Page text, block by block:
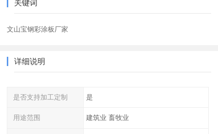
关键词
文山宝钢彩涂板厂家
详细说明
是否支持加工定制 是
用途范围 建筑业 畜牧业